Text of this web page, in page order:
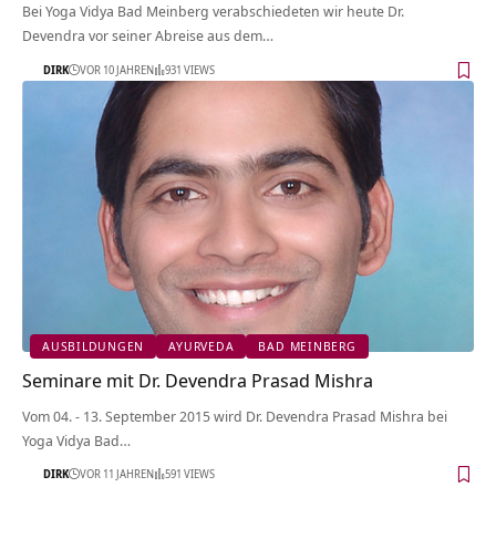
Bei Yoga Vidya Bad Meinberg verabschiedeten wir heute Dr.
Devendra vor seiner Abreise aus dem…
DIRK VOR 10 JAHREN 931 VIEWS
AUSBILDUNGEN AYURVEDA BAD MEINBERG
Seminare mit Dr. Devendra Prasad Mishra
Vom 04. - 13. September 2015 wird Dr. Devendra Prasad Mishra bei
Yoga Vidya Bad…
DIRK VOR 11 JAHREN 591 VIEWS